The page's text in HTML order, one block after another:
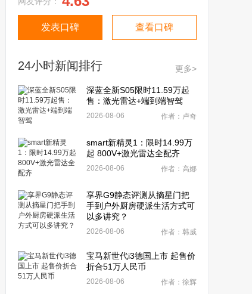
发表口碑 查看口碑
24小时新闻排行 更多>
深蓝全新S05限时11.59万起
售：激光雷达+端到端智驾
2026-08-06 作者：卢奇
smart新精灵1：限时14.99万
起 800V+激光雷达全配齐
2026-08-06 作者：高娜
享界G9静态评测从摘星门把
手到户外厨房硬派生活方式可
以多讲究？
2026-08-06 作者：韩威
宝马新世代i3德国上市 起售价
折合51万人民币
2026-08-06 作者：徐辉